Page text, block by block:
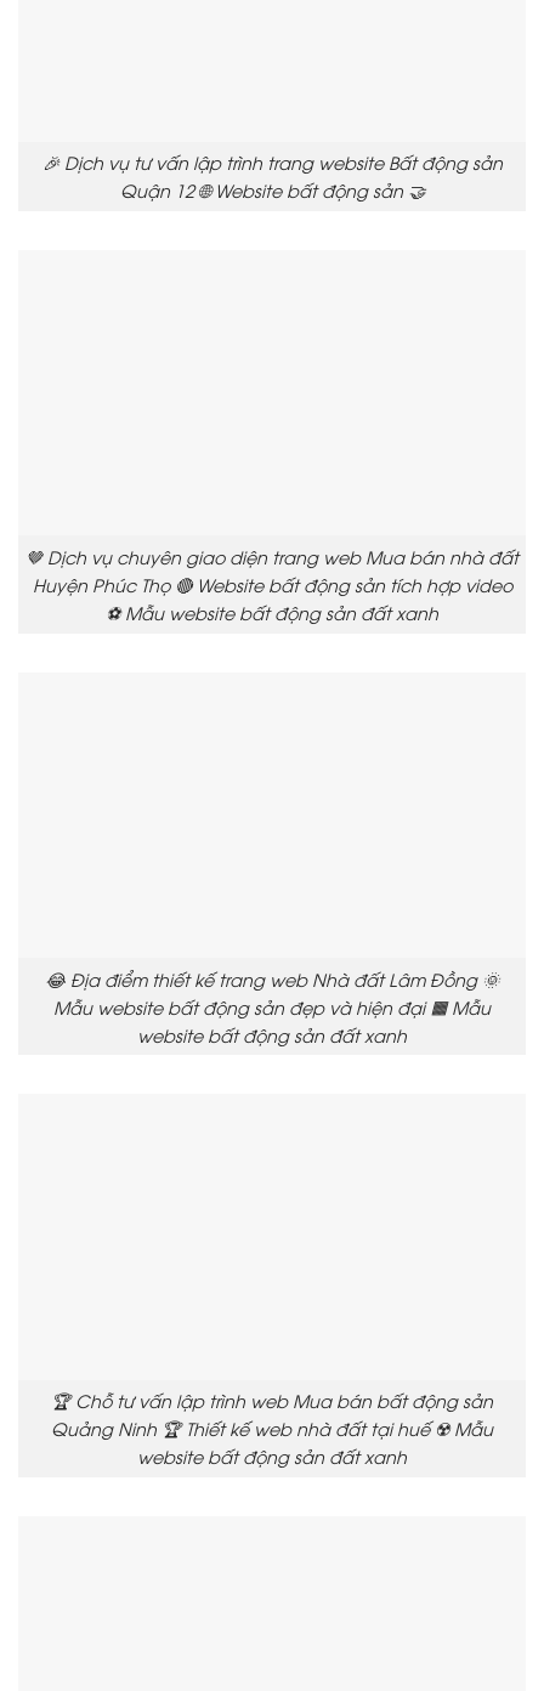
🎉 Dịch vụ tư vấn lập trình trang website Bất động sản
Quận 12 🌐 Website bất động sản 🤝
🤎 Dịch vụ chuyên giao diện trang web Mua bán nhà đất
Huyện Phúc Thọ 🔴 Website bất động sản tích hợp video
⚽ Mẫu website bất động sản đất xanh
😂 Địa điểm thiết kế trang web Nhà đất Lâm Đồng 🌞
Mẫu website bất động sản đẹp và hiện đại 🟧 Mẫu
website bất động sản đất xanh
🏆 Chỗ tư vấn lập trình web Mua bán bất động sản
Quảng Ninh 🏆 Thiết kế web nhà đất tại huế ☢️ Mẫu
website bất động sản đất xanh